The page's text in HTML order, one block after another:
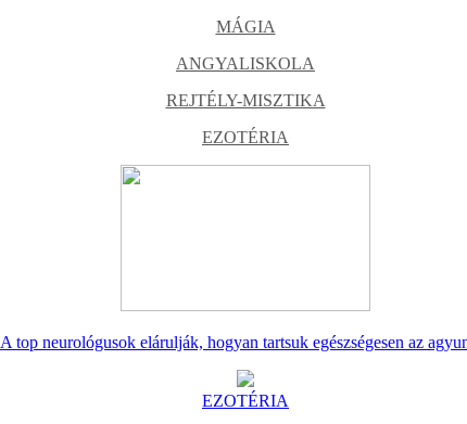
MÁGIA
ANGYALISKOLA
REJTÉLY-MISZTIKA
EZOTÉRIA
A top neurológusok elárulják, hogyan tartsuk egészségesen az
EZOTÉRIA